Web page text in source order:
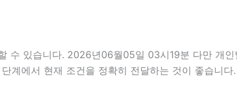
수 있습니다. 2026년06월05일 03시19분 다만 개
계에서 현재 조건을 정확히 전달하는 것이 좋습니